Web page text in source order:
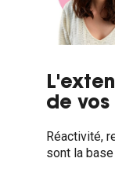
de vos
Réactivité,
sont la